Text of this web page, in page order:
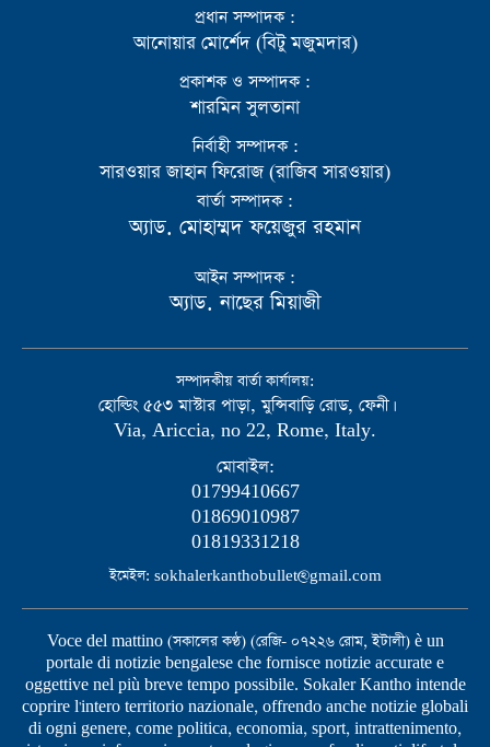
প্রধান সম্পাদক :
আনোয়ার মোর্শেদ (বিটু মজুমদার)
প্রকাশক ও সম্পাদক :
শারমিন সুলতানা
নির্বাহী সম্পাদক :
সারওয়ার জাহান ফিরোজ (রাজিব সারওয়ার)
বার্তা সম্পাদক :
অ্যাড. মোহাম্মদ ফয়েজুর রহমান
আইন সম্পাদক :
অ্যাড. নাছের মিয়াজী
সম্পাদকীয় বার্তা কার্যালয়:
হোল্ডিং ৫৫৩ মাস্টার পাড়া, মুন্সিবাড়ি রোড, ফেনী।
Via, Ariccia, no 22, Rome, Italy.
মোবাইল:
01799410667
01869010987
01819331218
ইমেইল: sokhalerkanthobullet@gmail.com
Voce del mattino (সকালের কণ্ঠ) (রেজি- ০৭২২৬ রোম, ইটালী) è un
portale di notizie bengalese che fornisce notizie accurate e
oggettive nel più breve tempo possibile. Sokaler Kantho intende
coprire l'intero territorio nazionale, offrendo anche notizie globali
di ogni genere, come politica, economia, sport, intrattenimento,